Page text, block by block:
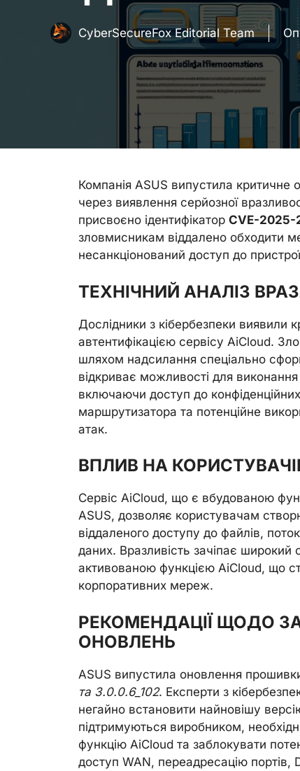
CyberSecureFox Editorial Team
Компанія ASUS випустила критичне
через виявлення серйозної
присвоєно ідентифікатор CVE-2025-
зловмисникам віддалено обходити
несанкціонований доступ до
ТЕХНІЧНИЙ АНАЛІЗ
Дослідники з кібербезпеки виявили
автентифікацією сервісу AiCloud.
шляхом надсилання спеціально
відкриває можливості для
включаючи доступ до
маршрутизатора та потенційне
атак.
ВПЛИВ НА
Сервіс AiCloud, що є вбудованою
ASUS, дозволяє користувачам
віддаленого доступу до файлів,
даних. Вразливість зачіпає
активованою функцією AiCloud, що
корпоративних мереж.
РЕКОМЕНДАЦІЇ ЩОДО
ОНОВЛЕНЬ
ASUS випустила оновлення
та 3.0.0.6_102. Експерти з
негайно встановити найновішу
підтримуються виробником,
функцію AiCloud та заблокувати
доступ WAN, переадресацію портів,